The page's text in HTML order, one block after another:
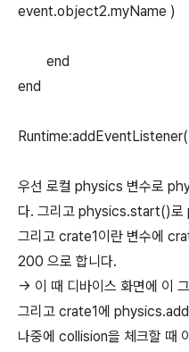
event.object2.myName )
end
end
우선 로컬 physics 변수로
다. 그리고 physics.start()로
그리고 crate1이란 변수에
200 으로 합니다.
-> 이 때 디바이스 화면에 이
그리고 crate1에
나중에 collision을 체크할 때